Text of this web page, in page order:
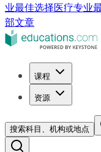
业最佳选择医疗专业
部文章
课程
资源
搜索科目、机构或地点